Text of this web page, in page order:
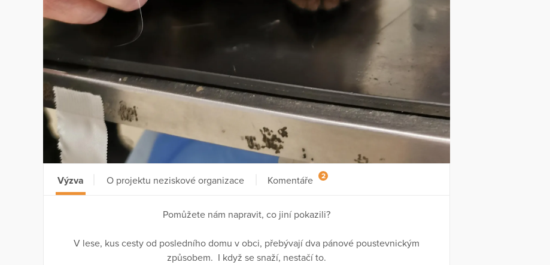
Výzva O projektu neziskové organizace Komentáře 2
Pomůžete nám napravit, co jiní pokazili?
V lese, kus cesty od posledního domu v obci, přebývají dva pánové poustevnickým
způsobem. I když se snaží, nestačí to.